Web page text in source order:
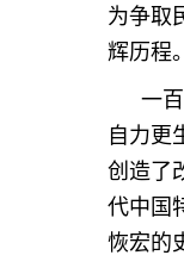
为争取
辉历程
一
自力更
创造了
代中国
恢宏的